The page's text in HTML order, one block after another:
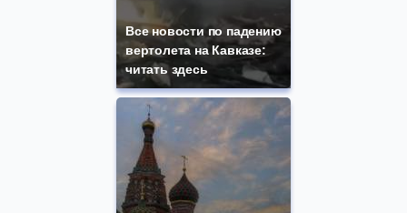
Все новости по падению
вертолета на Кавказе:
читать здесь